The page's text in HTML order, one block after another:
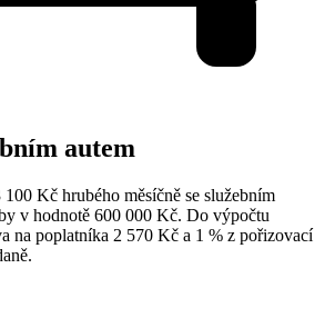
autem
Kč hrubého měsíčně se služebním
v hodnotě 600 000 Kč. Do výpočtu
na poplatníka 2 570 Kč a 1 % z pořizovací